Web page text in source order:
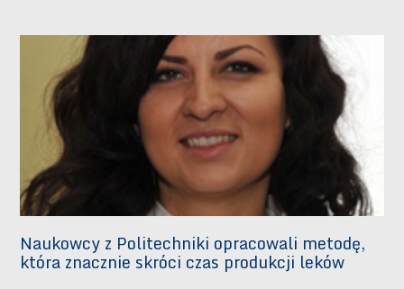
Naukowcy z Politechniki opracowali metodę,
która znacznie skróci czas produkcji leków